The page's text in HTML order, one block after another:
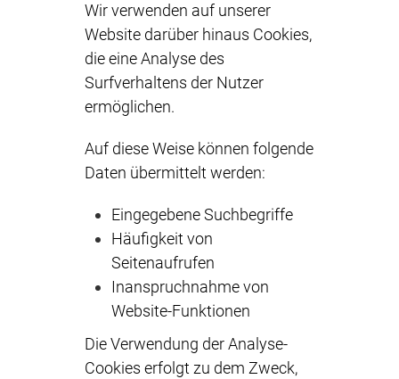
Wir verwenden auf unserer
Website darüber hinaus Cookies,
die eine Analyse des
Surfverhaltens der Nutzer
ermöglichen.
Auf diese Weise können folgende
Daten übermittelt werden:
Eingegebene Suchbegriffe
Häufigkeit von
Seitenaufrufen
Inanspruchnahme von
Website-Funktionen
Die Verwendung der Analyse-
Cookies erfolgt zu dem Zweck,